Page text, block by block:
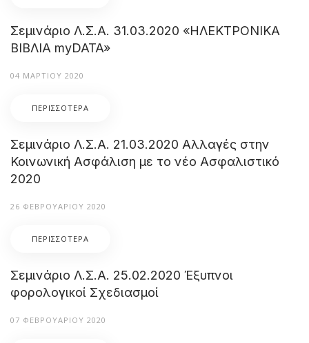
Σεμινάριο Λ.Σ.Α. 31.03.2020 «ΗΛΕΚΤΡΟΝΙΚΑ
ΒΙΒΛΙΑ myDATA»
04 ΜΑΡΤΊΟΥ 2020
ΠΕΡΙΣΣΌΤΕΡΑ
Σεμινάριο Λ.Σ.Α. 21.03.2020 Αλλαγές στην
Κοινωνική Ασφάλιση με το νέο Ασφαλιστικό
2020
26 ΦΕΒΡΟΥΑΡΊΟΥ 2020
ΠΕΡΙΣΣΌΤΕΡΑ
Σεμινάριο Λ.Σ.Α. 25.02.2020 Έξυπνοι
φορολογικοί Σχεδιασμοί
07 ΦΕΒΡΟΥΑΡΊΟΥ 2020